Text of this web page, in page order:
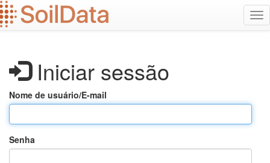
Ir
para
o
Iniciar sessão
Nome de usuário/E-mail
Senha